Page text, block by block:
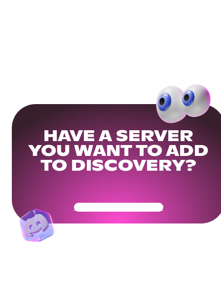
HAVE A SERVER
YOU WANT TO ADD
TO DISCOVERY?
Get Your Community Ready